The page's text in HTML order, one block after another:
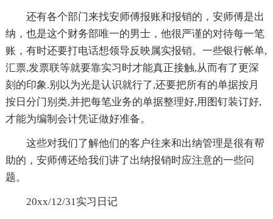
还有各个部门来找安师傅报账和报销的，安师傅是出
纳，也是这个财务部唯一的男士，他很严谨的对待每一笔
账，有时还要打电话想领导反映属实报销。一些银行帐单,
汇票,发票联等就要靠实习时才能真正接触,从而有了更深
刻的印象.别以为光是认识就行了,还要把所有的单据按月
按日分门别类,并把每笔业务的单据整理好,用图钉装订好,
才能为编制会计凭证做好准备。
这些对我们了解他们的客户往来和出纳管理是很有帮
助的，安师傅还给我们讲了出纳报销时应注意的一些问
题。
20xx/12/31实习日记